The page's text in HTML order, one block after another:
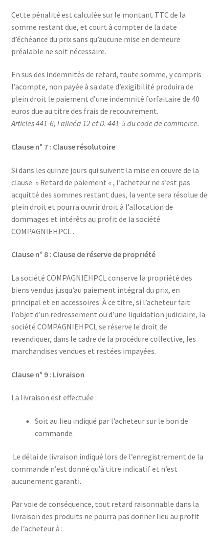
Cette pénalité est calculée sur le montant TTC de la
somme restant due, et court à compter de la date
d’échéance du prix sans qu’aucune mise en demeure
préalable ne soit nécessaire.
En sus des indemnités de retard, toute somme, y compris
l’acompte, non payée à sa date d’exigibilité produira de
plein droit le paiement d’une indemnité forfaitaire de 40
euros due au titre des frais de recouvrement.
Articles 441-6, I alinéa 12 et D. 441-5 du code de commerce.
Clause n° 7 : Clause résolutoire
Si dans les quinze jours qui suivent la mise en œuvre de la
clause » Retard de paiement « , l’acheteur ne s’est pas
acquitté des sommes restant dues, la vente sera résolue de
plein droit et pourra ouvrir droit à l’allocation de
dommages et intérêts au profit de la société
COMPAGNIEHPCL .
Clause n° 8 : Clause de réserve de propriété
La société COMPAGNIEHPCL conserve la propriété des
biens vendus jusqu’au paiement intégral du prix, en
principal et en accessoires. À ce titre, si l’acheteur fait
l’objet d’un redressement ou d’une liquidation judiciaire, la
société COMPAGNIEHPCL se réserve le droit de
revendiquer, dans le cadre de la procédure collective, les
marchandises vendues et restées impayées.
Clause n° 9 : Livraison
La livraison est effectuée :
Soit au lieu indiqué par l’acheteur sur le bon de
commande.
Le délai de livraison indiqué lors de l’enregistrement de la
commande n’est donné qu’à titre indicatif et n’est
aucunement garanti.
Par voie de conséquence, tout retard raisonnable dans la
livraison des produits ne pourra pas donner lieu au profit
de l’acheteur à :